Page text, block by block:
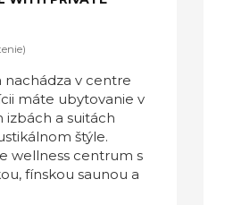
nachádza v centre
máte ubytovanie v
izbách a suitách
štýle.
wellness centrum s
fínskou saunou a